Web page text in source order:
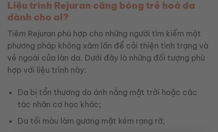
Liệu trình Rejuran căng bóng trẻ hoá da
dành cho ai?
Tiêm Rejuran phù hợp cho những người tìm kiếm một
phương pháp không xâm lấn để cải thiện tình trạng và
vẻ ngoài của làn da. Dưới đây là những đối tượng phù
hợp với liệu trình này:
Da bị tổn thương do ánh nắng mặt trời hoặc các
tác nhân cơ học khác;
Da tối màu làm gương mặt kém rạng rỡ;